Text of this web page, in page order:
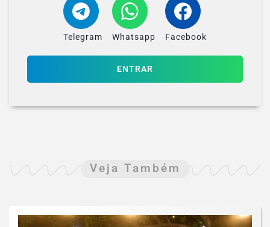
Telegram Whatsapp Facebook
ENTRAR
Veja Também